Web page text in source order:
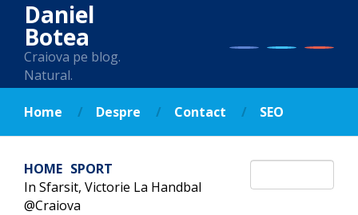
Daniel
Botea
Craiova pe blog.
Natural.
Home Despre Contact SEO
HOME SPORT
In Sfarsit, Victorie La Handbal
@Craiova